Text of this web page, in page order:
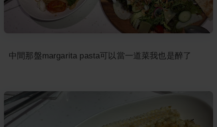
中間那盤margarita pasta可以當一道菜我也是醉了